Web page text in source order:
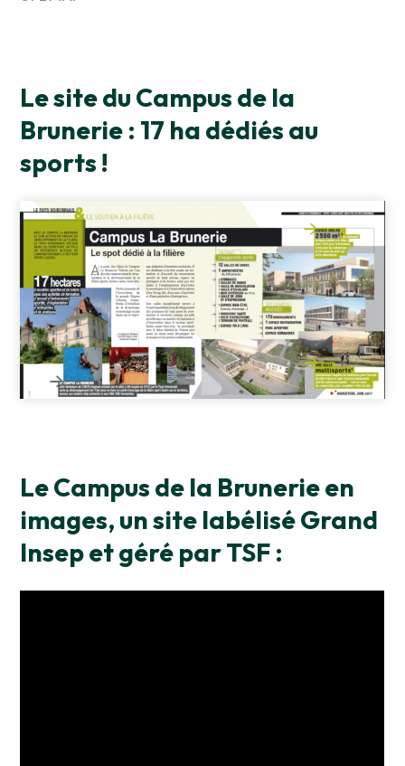
Le site du Campus de la
Brunerie : 17 ha dédiés au
sports !
Le Campus de la Brunerie en
images, un site labélisé Grand
Insep et géré par TSF :